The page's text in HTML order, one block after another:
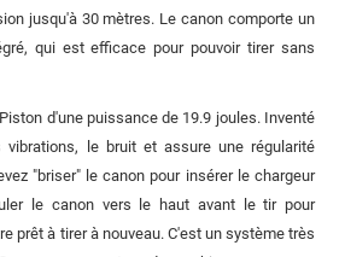
jusqu'à 30 mètres. Le canon comporte un
qui est efficace pour pouvoir tirer sans
d'une puissance de 19.9 joules. Inventé
vibrations, le bruit et assure une régularité
"briser" le canon pour insérer le chargeur
le canon vers le haut avant le tir pour
prêt à tirer à nouveau. C'est un système très